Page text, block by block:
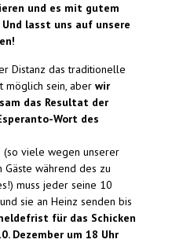
und es mit gutem
lasst uns auf unsere
Distanz das traditionelle
möglich sein, aber wir
das Resultat der
Wort des
(so viele wegen unserer
während des zu
muss jeder seine 10
sie an Heinz senden bis
für das Schicken
Dezember um 18 Uhr